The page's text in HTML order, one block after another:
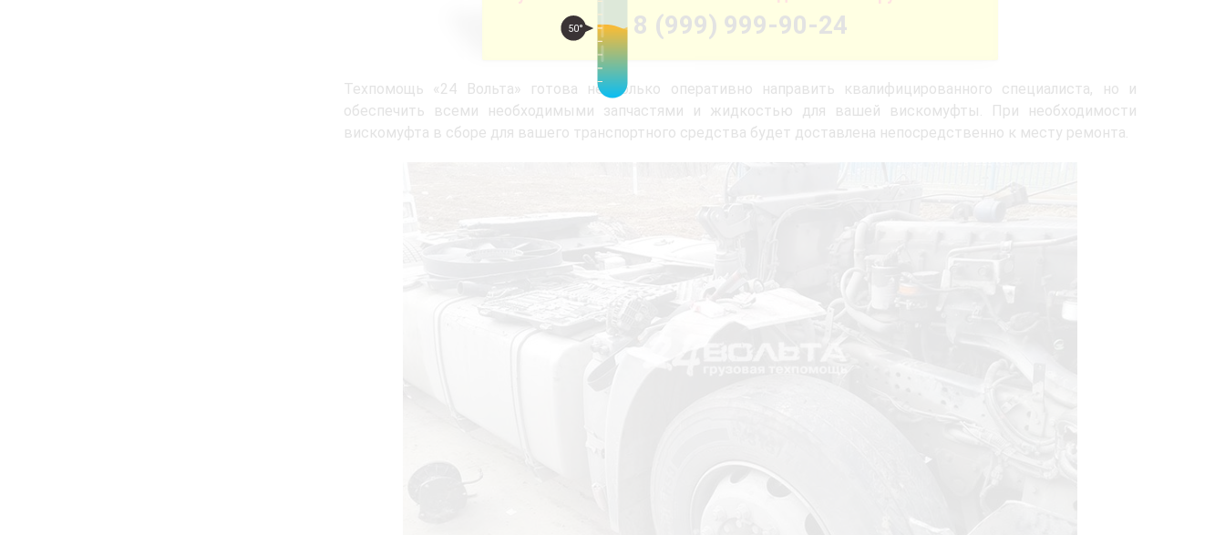
50° 8 (999) 999-90-24
Техпомощь «24 Вольта» готова не только оперативно направить квалифицированного специалиста, но и
обеспечить всеми необходимыми запчастями и жидкостью для вашей вискомуфты. При необходимости
вискомуфта в сборе для вашего транспортного средства будет доставлена непосредственно к месту ремонта.